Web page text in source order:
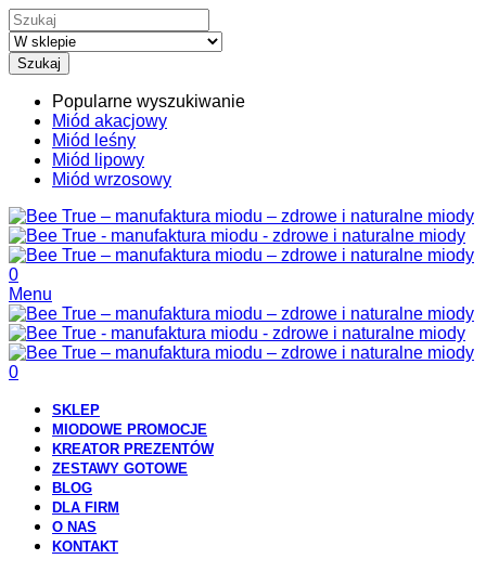
Szukaj
Popularne wyszukiwanie
Miód akacjowy
Miód leśny
Miód lipowy
Miód wrzosowy
0
Menu
0
SKLEP
MIODOWE PROMOCJE
KREATOR PREZENTÓW
ZESTAWY GOTOWE
BLOG
DLA FIRM
O NAS
KONTAKT